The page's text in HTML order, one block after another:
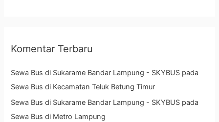
Komentar Terbaru
Sewa Bus di Sukarame Bandar Lampung - SKYBUS pada
Sewa Bus di Kecamatan Teluk Betung Timur
Sewa Bus di Sukarame Bandar Lampung - SKYBUS pada
Sewa Bus di Metro Lampung